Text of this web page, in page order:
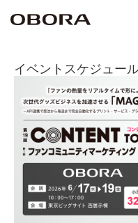
NEWS
イベントスケジュー